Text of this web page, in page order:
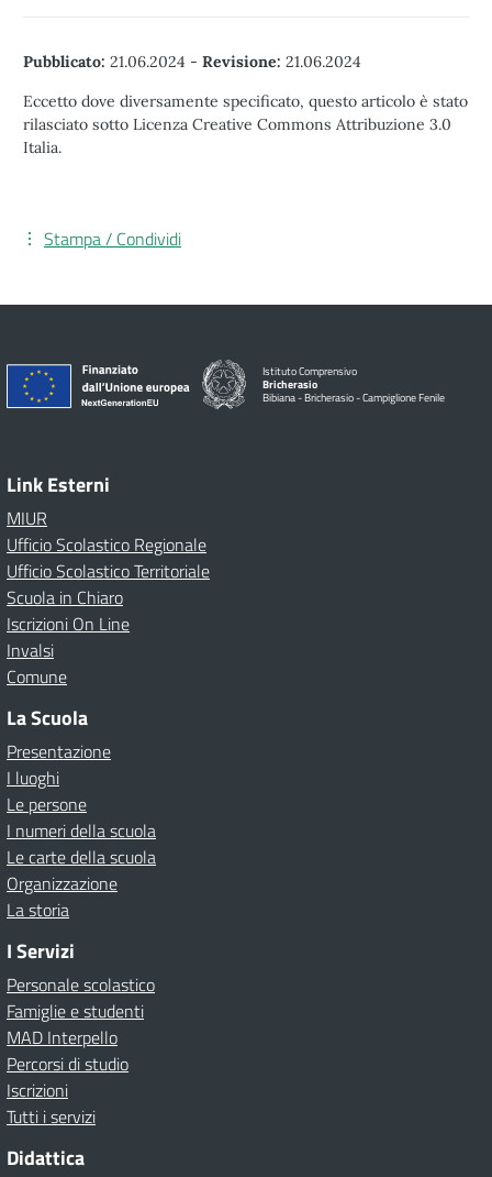
Pubblicato: 21.06.2024 - Revisione: 21.06.2024
Eccetto dove diversamente specificato, questo articolo è stato
rilasciato sotto Licenza Creative Commons Attribuzione 3.0
Italia.
Stampa / Condividi
Istituto Comprensivo
Bricherasio
Bibiana - Bricherasio - Campiglione Fenile
Link Esterni
MIUR
Ufficio Scolastico Regionale
Ufficio Scolastico Territoriale
Scuola in Chiaro
Iscrizioni On Line
Invalsi
Comune
La Scuola
Presentazione
I luoghi
Le persone
I numeri della scuola
Le carte della scuola
Organizzazione
La storia
I Servizi
Personale scolastico
Famiglie e studenti
MAD Interpello
Percorsi di studio
Iscrizioni
Tutti i servizi
Didattica